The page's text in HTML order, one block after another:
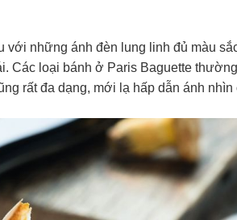
những ánh đèn lung linh đủ màu
Các loại bánh ở Paris Baguette
rất đa dạng, mới lạ hấp dẫn ánh